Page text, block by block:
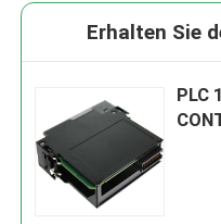
Erhalten Sie
PLC